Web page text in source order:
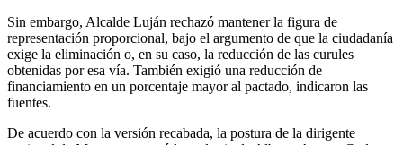
Sin embargo, Alcalde Luján rechazó mantener la figura de
representación proporcional, bajo el argumento de que la ciudadanía
exige la eliminación o, en su caso, la reducción de las curules
obtenidas por esa vía. También exigió una reducción de
financiamiento en un porcentaje mayor al pactado, indicaron las
fuentes.
De acuerdo con la versión recabada, la postura de la dirigente